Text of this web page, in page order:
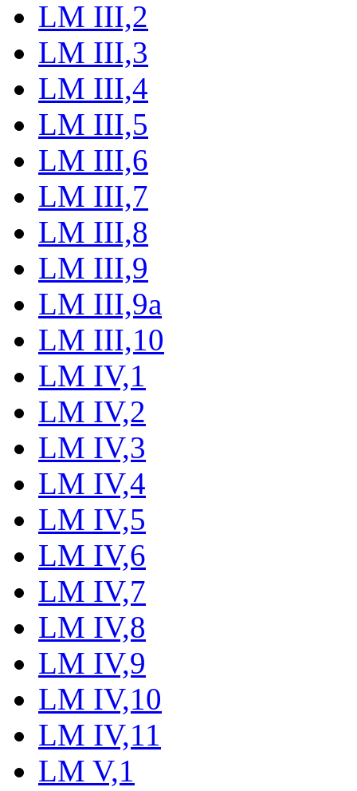
LM III,2
LM III,3
LM III,4
LM III,5
LM III,6
LM III,7
LM III,8
LM III,9
LM III,9a
LM III,10
LM IV,1
LM IV,2
LM IV,3
LM IV,4
LM IV,5
LM IV,6
LM IV,7
LM IV,8
LM IV,9
LM IV,10
LM IV,11
LM V,1